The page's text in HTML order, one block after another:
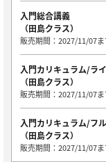
入門総合講義
（田島クラス）
販売期間：2027/11/07ま
入門カリキュラム/ラ
（田島クラス）
販売期間：2027/11/07ま
入門カリキュラム/フル
（田島クラス）
販売期間：2027/11/07ま